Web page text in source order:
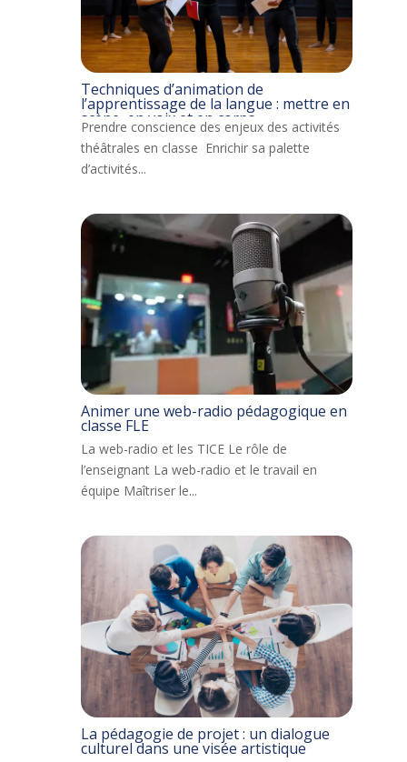
Techniques d’animation de
l’apprentissage de la langue : mettre en
scène, en voix et en corps
Prendre conscience des enjeux des activités
théâtrales en classe Enrichir sa palette
d’activités...
Animer une web-radio pédagogique en
classe FLE
La web-radio et les TICE Le rôle de
l’enseignant La web-radio et le travail en
équipe Maîtriser le...
La pédagogie de projet : un dialogue
culturel dans une visée artistique